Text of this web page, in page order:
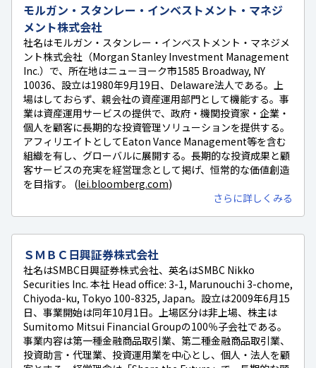
モルガン・スタンレー・インベストメント・マネジ
メント株式会社
社名はモルガン・スタンレー・インベストメント・マネジメ
ント株式会社（Morgan Stanley Investment Management
Inc.）で、所在地はニューヨーク市1585 Broadway, NY
10036、設立は1980年9月19日、Delaware法人である。上
場はしておらず、親会社の資産運用部門として機能する。事
業は資産運用サービスの提供で、政府・機関投資家・企業・
個人を顧客に長期的な投資管理ソリューションを提供する。
アフィリエイトとしてEaton Vance Management等を含む
組織を有し、グローバルに展開する。長期的な投資成果と顧
客サービスの充実を経営理念として掲げ、恒常的な価値創造
を目指す。 (lei.bloomberg.com)
さらに詳しくみる
ＳＭＢＣ日興証券株式会社
社名はSMBC日興証券株式会社、英名はSMBC Nikko
Securities Inc. 本社 Head office: 3-1, Marunouchi 3-chome,
Chiyoda-ku, Tokyo 100-8325, Japan。設立は2009年6月15
日、事業開始は同年10月1日。上場区分は非上場、株主は
Sumitomo Mitsui Financial Groupの100％子会社である。
事業内容は第一種金融商品取引業、第二種金融商品取引業、
投資助言・代理業、投資運用業を中心とし、個人・法人を顧